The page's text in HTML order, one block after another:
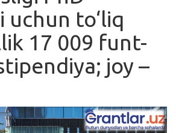
to‘liq
17 009 funt-
joy –